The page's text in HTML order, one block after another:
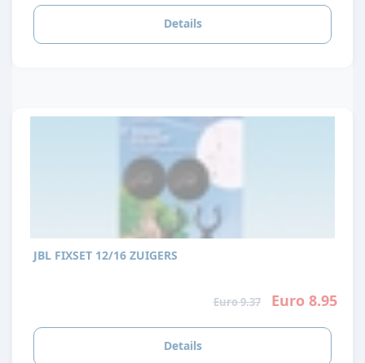
Details
JBL FIXSET 12/16 ZUIGERS
Euro 9.37 Euro 8.95
Details